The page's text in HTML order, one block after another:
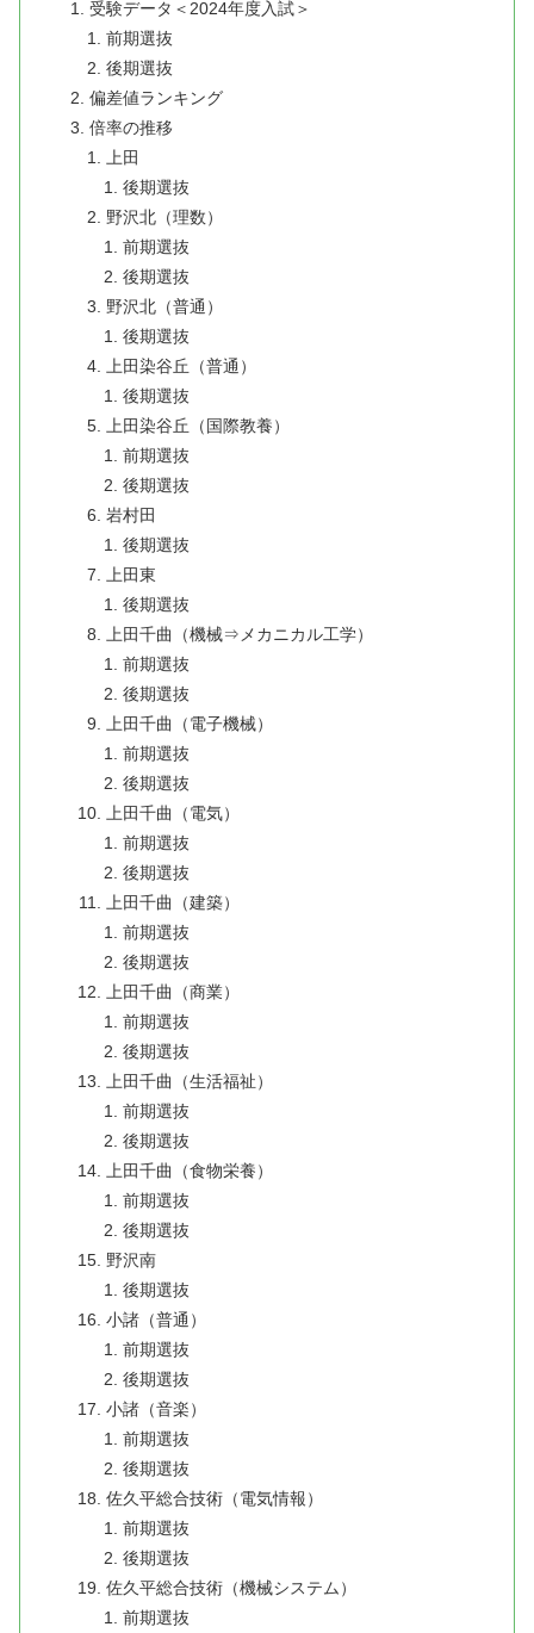
受験データ＜2024年度入試＞
前期選抜
後期選抜
偏差値ランキング
倍率の推移
上田
後期選抜
野沢北（理数）
前期選抜
後期選抜
野沢北（普通）
後期選抜
上田染谷丘（普通）
後期選抜
上田染谷丘（国際教養）
前期選抜
後期選抜
岩村田
後期選抜
上田東
後期選抜
上田千曲（機械⇒メカニカル工学）
前期選抜
後期選抜
上田千曲（電子機械）
前期選抜
後期選抜
上田千曲（電気）
前期選抜
後期選抜
上田千曲（建築）
前期選抜
後期選抜
上田千曲（商業）
前期選抜
後期選抜
上田千曲（生活福祉）
前期選抜
後期選抜
上田千曲（食物栄養）
前期選抜
後期選抜
野沢南
後期選抜
小諸（普通）
前期選抜
後期選抜
小諸（音楽）
前期選抜
後期選抜
佐久平総合技術（電気情報）
前期選抜
後期選抜
佐久平総合技術（機械システム）
前期選抜